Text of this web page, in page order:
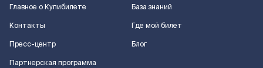
Главное о Купибилете
Контакты
Пресс-центр
Партнерская программа
База знаний
Где мой билет
Блог